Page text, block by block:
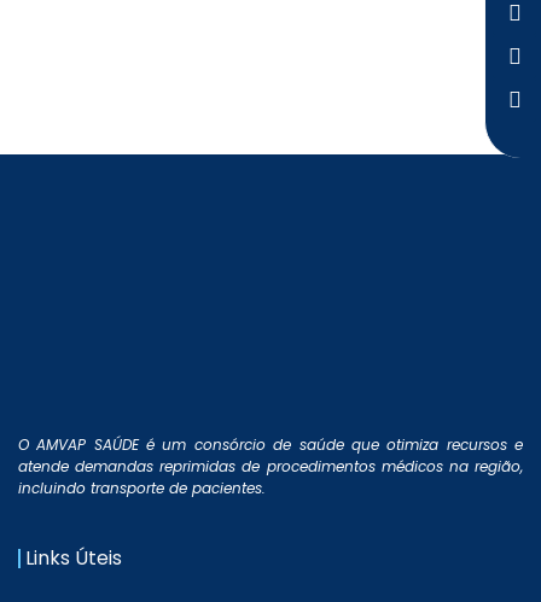
O AMVAP SAÚDE é um consórcio de saúde que otimiza recursos e
atende demandas reprimidas de procedimentos médicos na região,
incluindo transporte de pacientes.
Links Úteis